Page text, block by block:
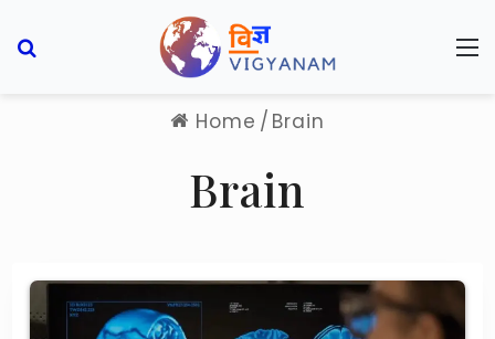
Home / Brain
Brain